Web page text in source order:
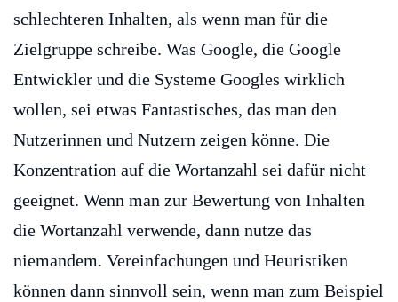
schlechteren Inhalten, als wenn man für die
Zielgruppe schreibe. Was Google, die Google
Entwickler und die Systeme Googles wirklich
wollen, sei etwas Fantastisches, das man den
Nutzerinnen und Nutzern zeigen könne. Die
Konzentration auf die Wortanzahl sei dafür nicht
geeignet. Wenn man zur Bewertung von Inhalten
die Wortanzahl verwende, dann nutze das
niemandem. Vereinfachungen und Heuristiken
können dann sinnvoll sein, wenn man zum Beispiel